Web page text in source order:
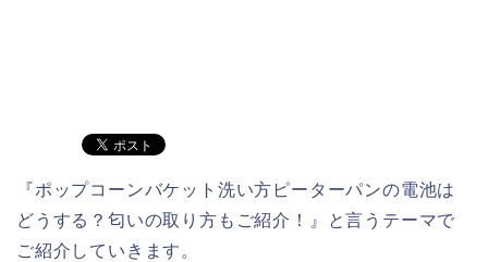
『ポップコーンバケット洗い方ピーターパンの電池は
どうする？匂いの取り方もご紹介！』と言うテーマで
ご紹介していきます。